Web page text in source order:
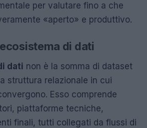
per valutare fino a che
«aperto» e produttivo.
di dati
dati non è la somma di dataset
struttura relazionale in cui
Esso comprende
piattaforme tecniche,
finali, tutti collegati da flussi di